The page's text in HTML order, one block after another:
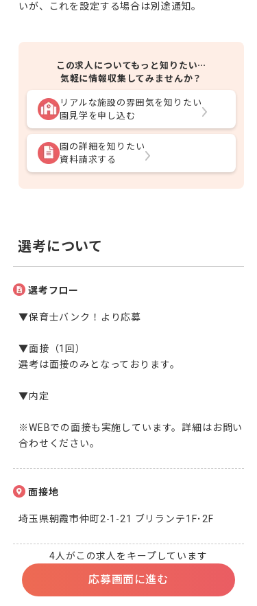
いが、これを設定する場合は別途通知。
この求人についてもっと知りたい…
気軽に情報収集してみませんか？
リアルな施設の雰囲気を知りたい
園見学を申し込む
園の詳細を知りたい
資料請求する
選考について
選考フロー
▼保育士バンク！より応募
▼面接（1回）
選考は面接のみとなっております。
▼内定
※WEBでの面接も実施しています。詳細はお問い
合わせください。
面接地
埼玉県朝霞市仲町2-1-21 ブリランテ1F･2F
4人がこの求人をキープしています
応募画面に進む